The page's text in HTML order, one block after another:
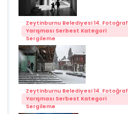
Zeytinburnu Belediyesi 14. Fotoğraf
Yarışması Serbest Kategori
Sergileme
Zeytinburnu Belediyesi 14. Fotoğraf
Yarışması Serbest Kategori
Sergileme